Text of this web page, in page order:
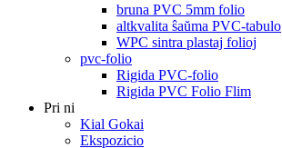
bruna PVC 5mm folio
altkvalita ŝaŭma PVC-tabulo
WPC sintra plastaj folioj
pvc-folio
Rigida PVC-folio
Rigida PVC Folio Flim
Pri ni
Kial Gokai
Ekspozicio